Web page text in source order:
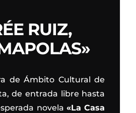
RUIZ,
de Ámbito Cultural de
de entrada libre hasta
novela «La Casa